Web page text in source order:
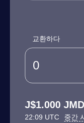
교환하다
J$1.000
22:09 UTC 중간